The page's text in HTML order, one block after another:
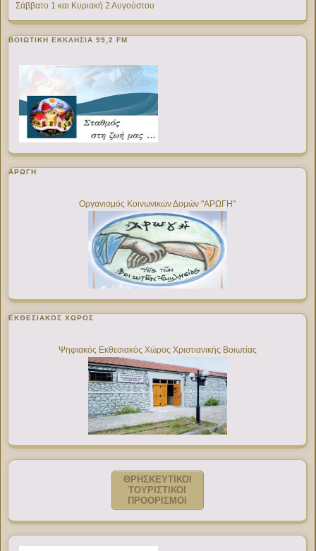
Σάββατο 1 και Κυριακή 2 Αυγούστου
ΒΟΙΩΤΙΚΉ ΕΚΚΛΗΣΊΑ 99,2 FM
ΑΡΩΓΗ
Οργανισμός Κοινωνικών Δομών "ΑΡΩΓΗ"
ΕΚΘΕΣΙΑΚΌΣ ΧΏΡΟΣ
Ψηφιακός Εκθεσιακός Χώρος Χριστιανικής Βοιωτίας
ΘΡΗΣΚΕΥΤΙΚΟΙ
ΤΟΥΡΙΣΤΙΚΟΙ
ΠΡΟΟΡΙΣΜΟΙ